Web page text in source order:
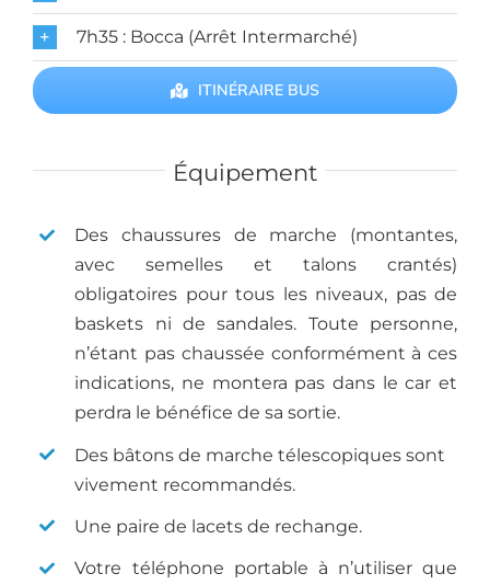
7h35 : Bocca (Arrêt Intermarché)
ITINÉRAIRE BUS
Équipement
Des chaussures de marche (montantes,
avec semelles et talons crantés)
obligatoires pour tous les niveaux, pas de
baskets ni de sandales. Toute personne,
n’étant pas chaussée conformément à ces
indications, ne montera pas dans le car et
perdra le bénéfice de sa sortie.
Des bâtons de marche télescopiques sont
vivement recommandés.
Une paire de lacets de rechange.
Votre téléphone portable à n’utiliser que